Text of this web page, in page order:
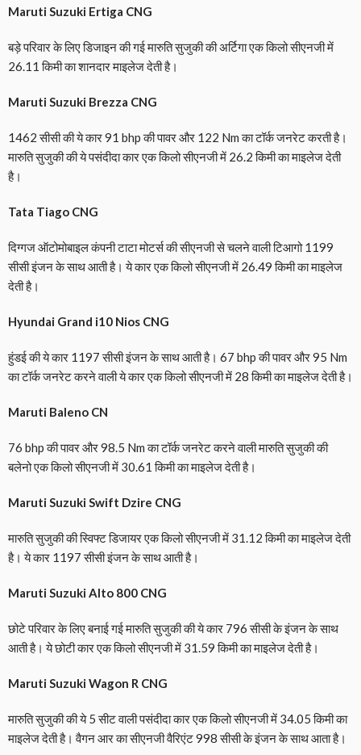
Maruti Suzuki Ertiga CNG
बड़े परिवार के लिए डिजाइन की गई मारुति सुजुकी की अर्टिगा एक किलो सीएनजी में
26.11 किमी का शानदार माइलेज देती है।
Maruti Suzuki Brezza CNG
1462 सीसी की ये कार 91 bhp की पावर और 122 Nm का टॉर्क जनरेट करती है।
मारुति सुजुकी की ये पसंदीदा कार एक किलो सीएनजी में 26.2 किमी का माइलेज देती
है।
Tata Tiago CNG
दिग्गज ऑटोमोबाइल कंपनी टाटा मोटर्स की सीएनजी से चलने वाली टिआगो 1199
सीसी इंजन के साथ आती है। ये कार एक किलो सीएनजी में 26.49 किमी का माइलेज
देती है।
Hyundai Grand i10 Nios CNG
हुंडई की ये कार 1197 सीसी इंजन के साथ आती है। 67 bhp की पावर और 95 Nm
का टॉर्क जनरेट करने वाली ये कार एक किलो सीएनजी में 28 किमी का माइलेज देती है।
Maruti Baleno CN
76 bhp की पावर और 98.5 Nm का टॉर्क जनरेट करने वाली मारुति सुजुकी की
बलेनो एक किलो सीएनजी में 30.61 किमी का माइलेज देती है।
Maruti Suzuki Swift Dzire CNG
मारुति सुजुकी की स्विफ्ट डिजायर एक किलो सीएनजी में 31.12 किमी का माइलेज देती
है। ये कार 1197 सीसी इंजन के साथ आती है।
Maruti Suzuki Alto 800 CNG
छोटे परिवार के लिए बनाई गई मारुति सुजुकी की ये कार 796 सीसी के इंजन के साथ
आती है। ये छोटी कार एक किलो सीएनजी में 31.59 किमी का माइलेज देती है।
Maruti Suzuki Wagon R CNG
मारुति सुजुकी की ये 5 सीट वाली पसंदीदा कार एक किलो सीएनजी में 34.05 किमी का
माइलेज देती है। वैगन आर का सीएनजी वैरिएंट 998 सीसी के इंजन के साथ आता है।